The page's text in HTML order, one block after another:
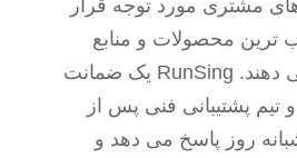
مشتری مورد توجه قرار
ترین محصولات و منابع
پشتیبانی فنی تطبیق می دهند. RunSing یک ضمانت
و تیم پشتیبانی فنی پس از
ساعت شبانه روز پاسخ می دهد و